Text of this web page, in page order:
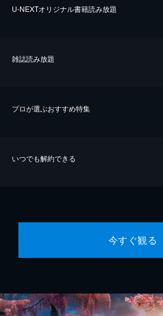
U-NEXTオリジナル書籍読み放題
雑誌読み放題
プロが選ぶおすすめ特集
いつでも解約できる
今すぐ観る